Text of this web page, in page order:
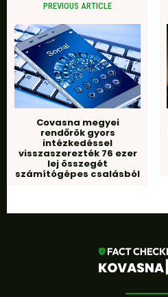
PREVIOUS ARTICLE
Covasna megyei
rendőrök gyors
intézkedéssel
visszaszerezték 76 ezer
lej összegét
számítógépes csalásból